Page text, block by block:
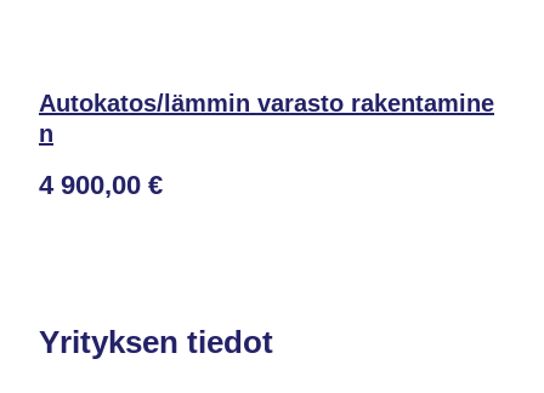
Autokatos/lämmin varasto rakentamine
n
4 900,00 €
Yrityksen tiedot